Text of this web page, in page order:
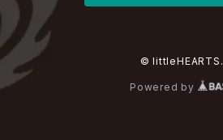
有村竜太朗
ΛrlequiΩ / アルルカン
河村隆一
Chanty
Janne Da Arc
TAKE NO BREAK
DEZERT
TЯicKY
ビバラッシュ
Frantic EMIRY
Blu-BiLLioN
The Benjamin
ペンタゴン
摩天楼オペラ
THE MADNA
MIRAGE
LAB.THE BASEMENT / ラボ ザ ベヰスメント
RAN / 蘭
LIBRAVEL / リブラヴェル
REIGN
Royz
Rorschach.inc
© littleHEARTS.
Powered by